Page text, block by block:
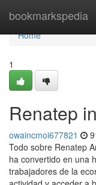
bookmarkspedia
Home
Home
1
Renatep
owaincmoi677821
Todo sobre Renatep
ha convertido en una
trabajadores de la